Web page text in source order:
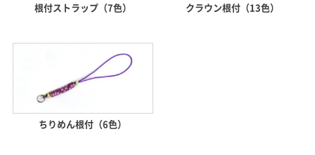
根付ストラップ（7色） クラウン根付（13色）
ちりめん根付（6色）